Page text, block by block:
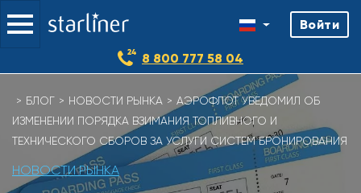
content
Войти
8 800 777 58 04
БЛОГ НОВОСТИ РЫНКА
АЭРОФЛОТ УВЕДОМИЛ ОБ
ИЗМЕНЕНИИ ПОРЯДКА ВЗИМАНИЯ ТОПЛИВНОГО И
ТЕХНИЧЕСКОГО СБОРОВ ЗА УСЛУГИ СИСТЕМ БРОНИРОВАНИЯ
НОВОСТИ РЫНКА